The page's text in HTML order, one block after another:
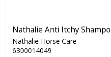
Nathalie Anti Itchy
Nathalie Horse Care
6300014049